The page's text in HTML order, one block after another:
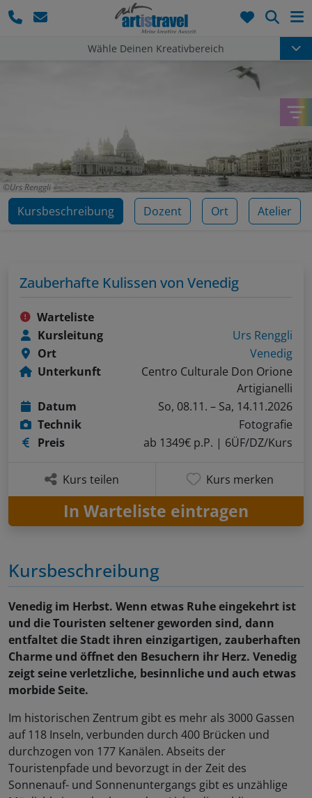
Wähle Deinen Kreativbereich
Urs Renggli
Kursbeschreibung Dozent Ort Atelier
Kursbeschreibung
Venedig im Herbst. Wenn etwas Ruhe eingekehrt ist
und die Touristen seltener geworden sind, dann
entfaltet die Stadt ihren einzigartigen, zauberhaften
Charme und öffnet den Besuchern ihr Herz. Venedig
zeigt seine verletzliche, besinnliche und auch etwas
morbide Seite.
Im historischen Zentrum gibt es mehr als 3000 Gassen
auf 118 Inseln, verbunden durch 400 Brücken und
durchzogen von 177 Kanälen. Abseits der
Touristenpfade und bevorzugt in der Zeit des
Sonnenauf- und Sonnenuntergangs gibt es unzählige
Zauberhafte Kulissen von Venedig
Warteliste
Kursleitung
Urs Renggli
Ort
Venedig
Unterkunft
Centro Culturale Don Orione
Artigianelli
Datum
So, 08.11. – Sa, 14.11.2026
Technik
Fotografie
Preis
ab 1349€ p.P. | 6ÜF/DZ/Kurs
Kurs teilen Kurs merken
In Warteliste eintragen